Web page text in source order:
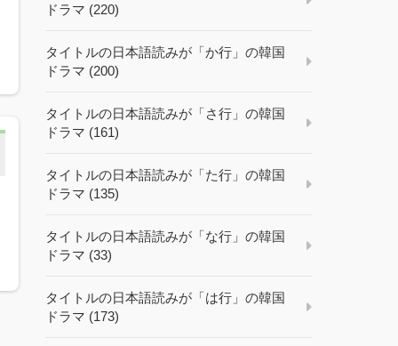
ドラマ (220)
タイトルの日本語読みが「か行」の韓国
ドラマ (200)
タイトルの日本語読みが「さ行」の韓国
ドラマ (161)
タイトルの日本語読みが「た行」の韓国
ドラマ (135)
タイトルの日本語読みが「な行」の韓国
ドラマ (33)
タイトルの日本語読みが「は行」の韓国
ドラマ (173)